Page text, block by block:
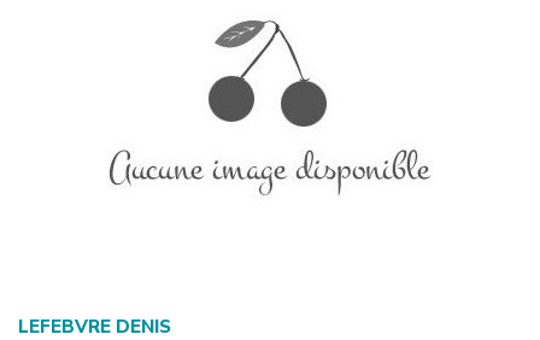
LEFEBVRE DENIS